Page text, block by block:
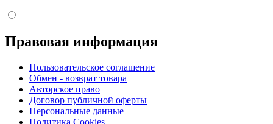
Правовая информация
Пользовательское соглашение
Обмен - возврат товара
Авторское право
Договор публичной оферты
Персональные данные